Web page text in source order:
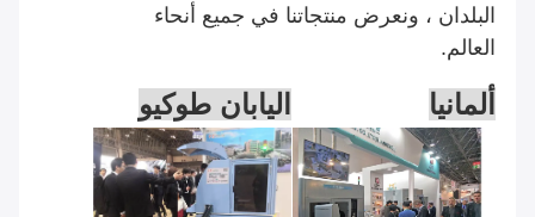
البلدان ، ونعرض منتجاتنا في جميع أنحاء
العالم.
ألمانيا اليابان طوكيو